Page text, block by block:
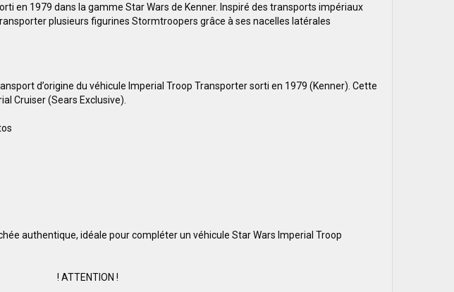
en 1979 dans la gamme Star Wars de Kenner. Inspiré des transports impériaux
plusieurs figurines Stormtroopers grâce à ses nacelles latérales
d’origine du véhicule Imperial Troop Transporter sorti en 1979 (Kenner). Cette
Cruiser (Sears Exclusive).
authentique, idéale pour compléter un véhicule Star Wars Imperial Troop
! ATTENTION !